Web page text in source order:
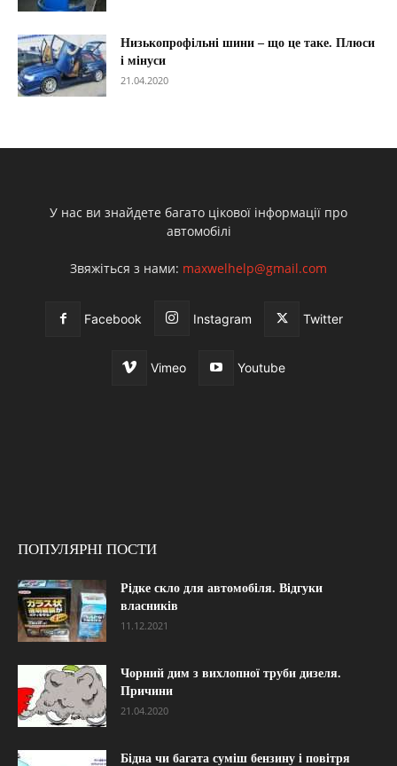
Низькопрофільні шини – що це таке. Плюси
і мінуси
21.04.2020
У нас ви знайдете багато цікової інформації про
автомобілі
Звяжіться з нами: maxwelhelp@gmail.com
Facebook Instagram Twitter
Vimeo Youtube
ПОПУЛЯРНІ ПОСТИ
Рідке скло для автомобіля. Відгуки
власників
11.12.2021
Чорний дим з вихлопної труби дизеля.
Причини
21.04.2020
Бідна чи багата суміш бензину і повітря